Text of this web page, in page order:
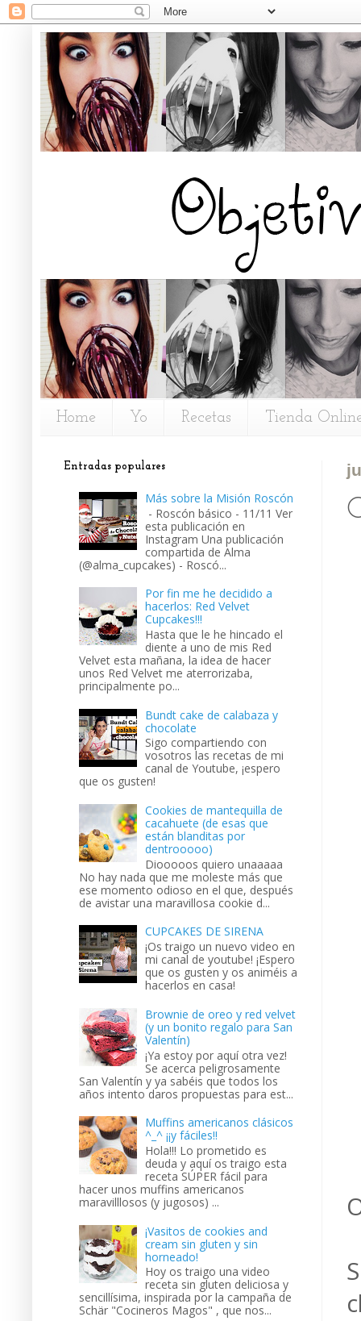
Home Yo Recetas Tienda
Entradas populares
Más sobre la Misión Roscón
- Roscón básico - 11/11 Ver
esta publicación en
Instagram Una publicación
compartida de Alma
(@alma_cupcakes) - Roscó...
Por fin me he decidido a
hacerlos: Red Velvet
Cupcakes!!!
Hasta que le he hincado el
diente a uno de mis Red
Velvet esta mañana, la idea de hacer
unos Red Velvet me aterrorizaba,
principalmente po...
Bundt cake de calabaza y
chocolate
Sigo compartiendo con
vosotros las recetas de mi
canal de Youtube, ¡espero
que os gusten!
Cookies de mantequilla de
cacahuete (de esas que
están blanditas por
dentrooooo)
Diooooos quiero unaaaaa
No hay nada que me moleste más que
ese momento odioso en el que, después
de avistar una maravillosa cookie d...
CUPCAKES DE SIRENA
¡Os traigo un nuevo video en
mi canal de youtube! ¡Espero
que os gusten y os animéis a
hacerlos en casa!
Brownie de oreo y red velvet
(y un bonito regalo para San
Valentín)
¡Ya estoy por aquí otra vez!
Se acerca peligrosamente
San Valentín y ya sabéis que todos los
años intento daros propuestas para est...
Muffins americanos clásicos
^_^ ¡¡y fáciles!!
Hola!!! Lo prometido es
deuda y aquí os traigo esta
receta SÚPER fácil para
hacer unos muffins americanos
maravilllosos (y jugosos) ...
¡Vasitos de cookies and
cream sin gluten y sin
horneado!
Hoy os traigo una video
receta sin gluten deliciosa y
sencillísima, inspirada por la campaña de
Schär "Cocineros Magos" , que nos...